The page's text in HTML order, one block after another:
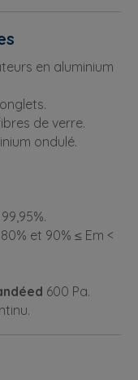
en aluminium
de verre.
ondulé.
et 90% ≤ Em <
600 Pa.